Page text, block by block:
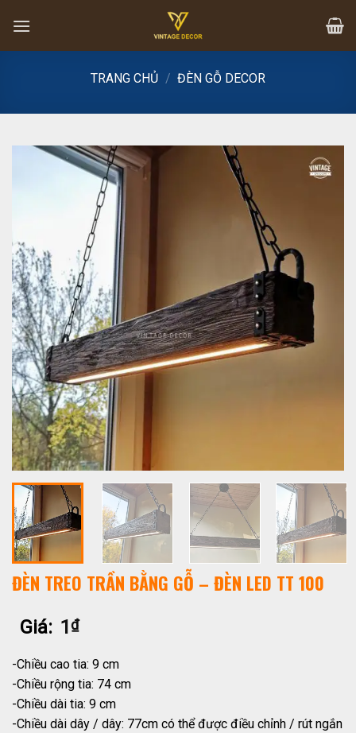
content
TRANG CHỦ / ĐÈN GỖ DECOR
ĐÈN TREO TRẦN BẰNG GỖ – ĐÈN LED TT 100
Giá: 1 ₫
-Chiều cao tia: 9 cm
-Chiều rộng tia: 74 cm
-Chiều dài tia: 9 cm
-Chiều dài dây / dây: 77cm có thể được điều chỉnh / rút ngắn